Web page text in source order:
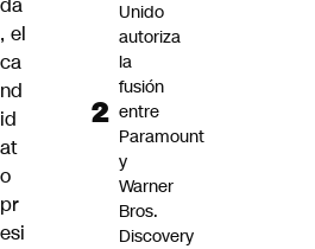
, el
ca
nd
id
at
o
pr
esi
Unido
autoriza
la
fusión
entre
Paramount
y
Warner
Bros.
Discovery